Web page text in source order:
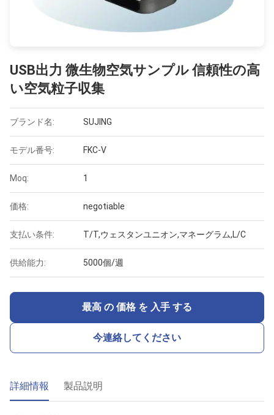
USB出力 微生物空気サンプル 信頼性の高
い空気粒子収集
ブランド名: SUJING
モデル番号: FKC-V
Moq: 1
価格: negotiable
支払い条件: T/T,ウェスタンユニオン,マネーグラム,L/C
供給能力: 5000個/週
最高 の 価格 を 入手 する
今連絡してください
詳細情報 製品説明